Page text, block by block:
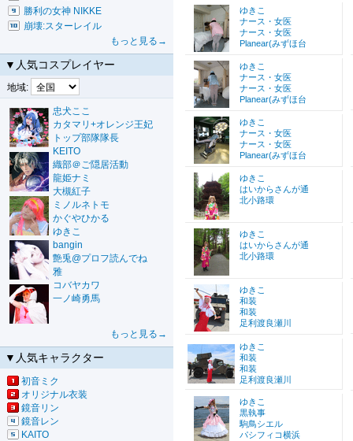
勝利の女神 NIKKE
崩壊:スターレイル
もっと見る→
▼人気コスプレイヤー
地域:
忠犬ここ
カタマリ+オレンジ王妃
トップ部隊隊長
KEITO
織部＠ご隠居活動
龍姫ナミ
大槻紅子
ミノルネトモ
かぐやひかる
ゆきこ
bangin
艶兎@プロフ読んでね
雅
コバヤカワ
一ノ崎勇馬
もっと見る→
▼人気キャラクター
初音ミク
オリジナル衣装
鏡音リン
鏡音レン
KAITO
ゆきこ
ナース・女医
ナース・女医
Planear(みずほ台
ゆきこ
ナース・女医
ナース・女医
Planear(みずほ台
ゆきこ
ナース・女医
ナース・女医
Planear(みずほ台
ゆきこ
はいからさんが通
北小路環
ゆきこ
はいからさんが通
北小路環
ゆきこ
和装
和装
足利渡良瀬川
ゆきこ
和装
和装
足利渡良瀬川
ゆきこ
黒執事
駒鳥シエル
パシフィコ横浜